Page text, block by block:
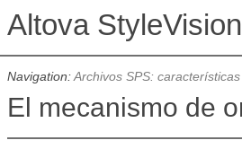
Navigation:Archivos SPS:
El mecanismo de